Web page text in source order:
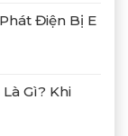
Điện Bị E
Gì? Khi